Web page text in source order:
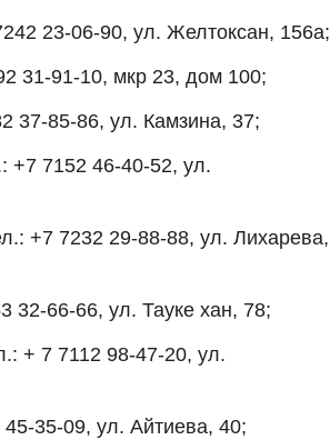
23-06-90, ул. Желтоксан, 156а;
31-91-10, мкр 23, дом 100;
37-85-86, ул. Камзина, 37;
+7 7152 46-40-52, ул.
+7 7232 29-88-88, ул. Лихарева,
32-66-66, ул. Тауке хан, 78;
+ 7 7112 98-47-20, ул.
35-09, ул. Айтиева, 40;